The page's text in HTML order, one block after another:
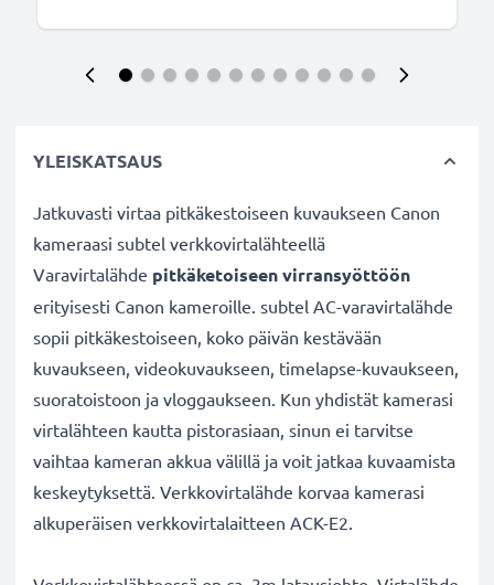
YLEISKATSAUS
Jatkuvasti virtaa pitkäkestoiseen kuvaukseen Canon
kameraasi subtel verkkovirtalähteellä
Varavirtalähde pitkäketoiseen virransyöttöön
erityisesti Canon kameroille. subtel AC-varavirtalähde
sopii pitkäkestoiseen, koko päivän kestävään
kuvaukseen, videokuvaukseen, timelapse-kuvaukseen,
suoratoistoon ja vloggaukseen. Kun yhdistät kamerasi
virtalähteen kautta pistorasiaan, sinun ei tarvitse
vaihtaa kameran akkua välillä ja voit jatkaa kuvaamista
keskeytyksettä. Verkkovirtalähde korvaa kamerasi
alkuperäisen verkkovirtalaitteen ACK-E2.